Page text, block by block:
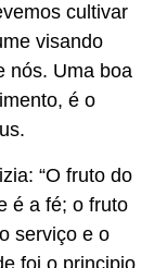
cultivar
visando
nós. Uma boa
é o
“O fruto do
é a fé; o fruto
serviço e o
foi o principio